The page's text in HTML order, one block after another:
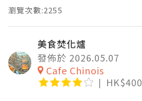
瀏覽次數:2255
美食焚化爐
發佈於 2026.05.07
Cafe Chinois
HK$400